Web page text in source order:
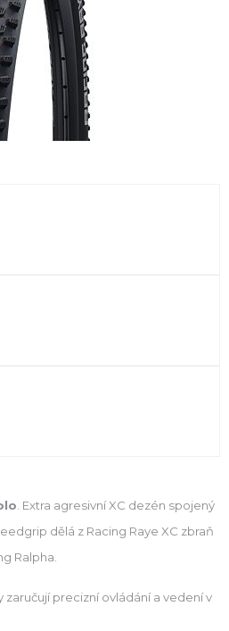
. Extra agresivní XC dezén spojený
dělá z Racing Raye XC zbraň
Ralpha.
precizní ovládání a vedení v